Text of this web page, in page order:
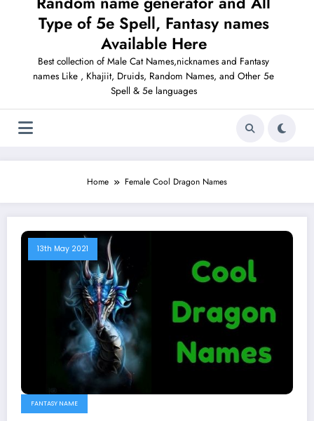
Type of 5e Spell, Fantasy names
Available Here
Best collection of Male Cat Names,nicknames and Fantasy
names Like , Khajiit, Druids, Random Names, and Other 5e
Spell & 5e languages
Home Female Cool Dragon Names
13th May 2021
FANTASY NAME